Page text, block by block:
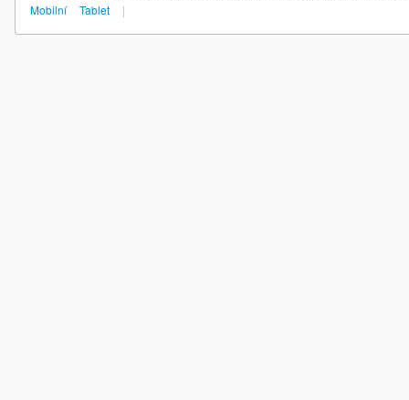
Mobilní
Tablet |